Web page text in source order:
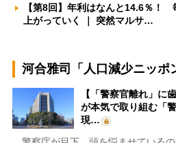
【第8回】年利はなんと14.6％！
上がっていく ｜ 突然マルサ…
河合雅司「人口減少ニッポ
【「警察官離れ」に
が本気で取り組む「
現…